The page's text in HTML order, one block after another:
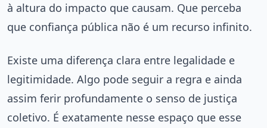
à altura do impacto que causam. Que perceba
que confiança pública não é um recurso infinito.
Existe uma diferença clara entre legalidade e
legitimidade. Algo pode seguir a regra e ainda
assim ferir profundamente o senso de justiça
coletivo. É exatamente nesse espaço que esse